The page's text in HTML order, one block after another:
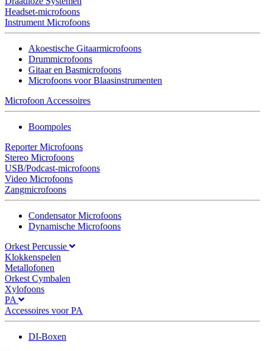
Headset-microfoons
Instrument Microfoons
Akoestische Gitaarmicrofoons
Drummicrofoons
Gitaar en Basmicrofoons
Microfoons voor Blaasinstrumenten
Microfoon Accessoires
Boompoles
Reporter Microfoons
Stereo Microfoons
USB/Podcast-microfoons
Video Microfoons
Zangmicrofoons
Condensator Microfoons
Dynamische Microfoons
Orkest Percussie
Klokkenspelen
Metallofonen
Orkest Cymbalen
Xylofoons
PA
Accessoires voor PA
DI-Boxen